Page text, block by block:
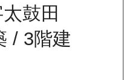
鼓田
/ 3階建